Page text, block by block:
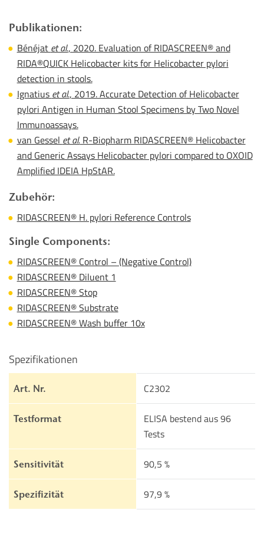
Publikationen:
Bénéjat et al., 2020. Evaluation of RIDASCREEN® and
RIDA®QUICK Helicobacter kits for Helicobacter pylori
detection in stools.
Ignatius et al., 2019. Accurate Detection of Helicobacter
pylori Antigen in Human Stool Specimens by Two Novel
Immunoassays.
van Gessel et al.R-Biopharm RIDASCREEN® Helicobacter
and Generic Assays Helicobacter pylori compared to OXOID
Amplified IDEIA HpStAR.
Zubehör:
RIDASCREEN® H. pylori Reference Controls
Single Components:
RIDASCREEN® Control – (Negative Control)
RIDASCREEN® Diluent 1
RIDASCREEN® Stop
RIDASCREEN® Substrate
RIDASCREEN® Wash buffer 10x
Spezifikationen
Art. Nr. C2302
Testformat
ELISA bestend aus 96
Tests
Sensitivität 90,5 %
Spezifizität 97,9 %